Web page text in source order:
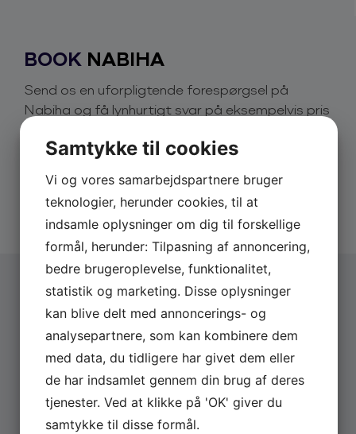
dommer i ”Danmark har Talent 2016” på TV2. Med
rolle i programmet. Den søde sangerinde er dog
også kendt for disse egenskaber på scenen, hvor
sine kendte hits, man kender fra radioen – som f.eks.
”Mind The Gap”, ”Deep Sleep” og ”Never Played The
Bass”. Men hun kan også byde på helt nye singler,
der bringer liv og farver i vante, fantastiske Nabiha-
Hun er en af Danmarks rigtig dygtige popsangere-
og sangskrivere, som ved hvad der sætter gang i
publikum. Book hende og få en stor oplevelse med
den internationale stjerne, der også har fans i både
Tyskland, England og flere steder i Europa. En
sangerinde af international klasse!
Nabihas største hits
BOOK NABIHA
Send os en uforpligtende forespørgsel på
Nabiha og få lynhurtigt svar på eksempelvis pris
Derfor skal du booke via os:
Hurtigt svar på forespørgsler
20 års erfaring med booking
Altid uforpligtende forespørgsel
Vælg arrangementstype *
Firma
Privat
Firmanavn
Samtykke til cookies
Vi og vores samarbejdspartnere bruger
teknologier, herunder cookies, til at
indsamle oplysninger om dig til forskellige
formål, herunder: Tilpasning af annoncering,
bedre brugeroplevelse, funktionalitet,
statistik og marketing. Disse oplysninger
kan blive delt med annoncerings- og
analysepartnere, som kan kombinere dem
med data, du tidligere har givet dem eller
de har indsamlet gennem din brug af deres
tjenester. Ved at klikke på 'OK' giver du
samtykke til disse formål.